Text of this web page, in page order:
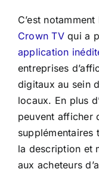
C’est
Crown TVqui a
application
entreprises
digitaux au sein
locaux. En plus
peuvent afficher
supplémentaires
la description et
aux acheteurs